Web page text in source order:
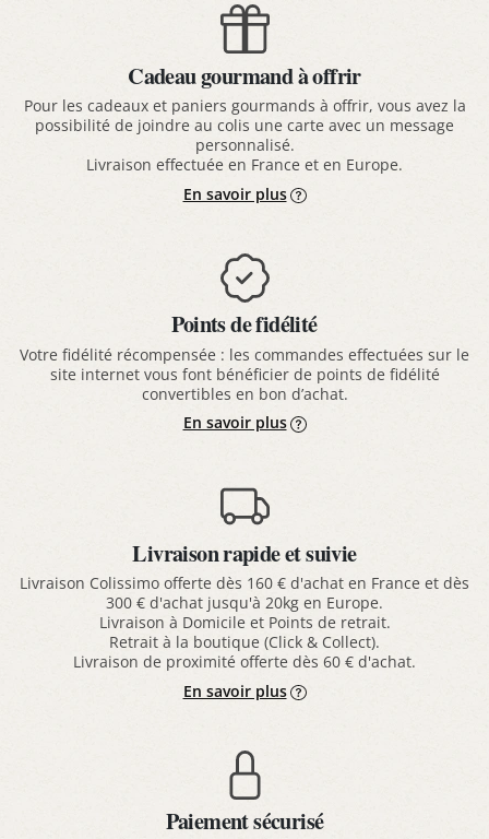
Cadeau gourmand à offrir
Pour les cadeaux et paniers gourmands à offrir, vous avez la
possibilité de joindre au colis une carte avec un message
personnalisé.
Livraison effectuée en France et en Europe.
En savoir plus
Points de fidélité
Votre fidélité récompensée : les commandes effectuées sur le
site internet vous font bénéficier de points de fidélité
convertibles en bon d’achat.
En savoir plus
Livraison rapide et suivie
Livraison Colissimo offerte dès 160 € d'achat en France et dès
300 € d'achat jusqu'à 20kg en Europe.
Livraison à Domicile et Points de retrait.
Retrait à la boutique (Click & Collect).
Livraison de proximité offerte dès 60 € d'achat.
En savoir plus
Paiement sécurisé